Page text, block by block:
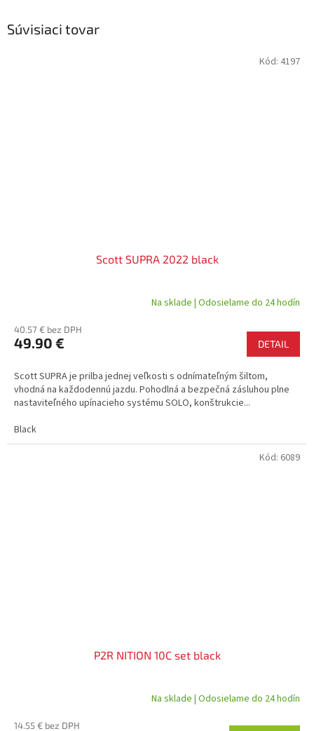
Súvisiaci tovar
Scott SUPRA 2022 black
Na sklade | Odosielame do 24 hodín
40.57 € bez DPH
49.90 € DETAIL
Scott SUPRA je prilba jednej veľkosti s odnímateľným šiltom,
vhodná na každodennú jazdu. Pohodlná a bezpečná zásluhou plne
nastaviteľného upínacieho systému SOLO, konštrukcie...
Black
Kód: 4197
P2R NITION 10C set black
Na sklade | Odosielame do 24 hodín
14.55 € bez DPH
Kód: 6089